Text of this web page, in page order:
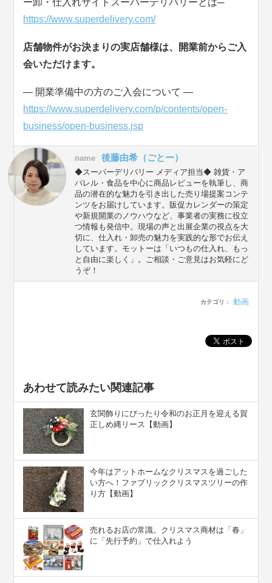
ー卸・仕入れサイトスーパーデリバリーとは─
https://www.superdelivery.com/
店舗物件がお決まりの実店舗様は、開業前からご入
会いただけます。
― 開業準備中の方のご入会について ―
https://www.superdelivery.com/p/contents/open-
business/open-business.jsp
name 後藤由希（ごとー）
◆スーパーデリバリー メディア担当◆ 雑貨・ア
パレル・食品を中心に商品レビューを執筆し、商
品の潜在的な魅力を引き出した売り場提案コンテ
ンツをお届けしています。販促カレンダーの策定
や新規開業のノウハウなど、事業者の実務に役立
つ情報も発信中。現場の声と出展企業の視点を大
切に、仕入れ・卸売の魅力を実践的な形でお伝え
しています。モットーは「いつもの仕入れ、もっ
と自由に楽しく」。ご相談・ご意見はお気軽にど
うぞ！
カテゴリ： 動画
あわせて読みたい関連記事
玄関飾りにぴったり令和のお正月を迎える賀
正しめ縄リース【動画】
今年はアットホームなクリスマスを過ごした
い方へ！ファブリッククリスマスツリーの作
り方【動画】
売れるお店の常識。クリスマス商材は「春」
に「先行予約」で仕入れよう